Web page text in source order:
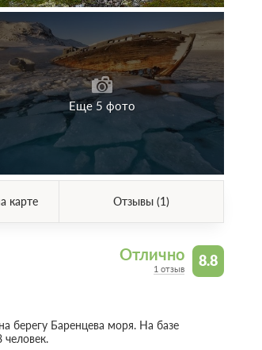
Еще 5 фото
карте Отзывы (1)
8.8
Отлично
1 отзыв
берегу Баренцева моря. На базе